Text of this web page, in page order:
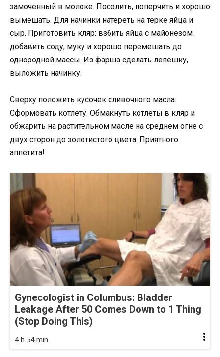
замоченный в молоке. Посолить, поперчить и хорошо
вымешать. Для начинки натереть на терке яйца и
сыр. Приготовить кляр: взбить яйца с майонезом,
добавить соду, муку и хорошо перемешать до
однородной массы. Из фарша сделать лепешку,
выложить начинку.
Сверху положить кусочек сливочного масла.
Сформовать котлету. Обмакнуть котлеты в кляр и
обжарить на растительном масле на среднем огне с
двух сторон до золотистого цвета. Приятного
аппетита!
Gynecologist in Columbus: Bladder
Leakage After 50 Comes Down to 1 Thing
(Stop Doing This)
4 h 54 min